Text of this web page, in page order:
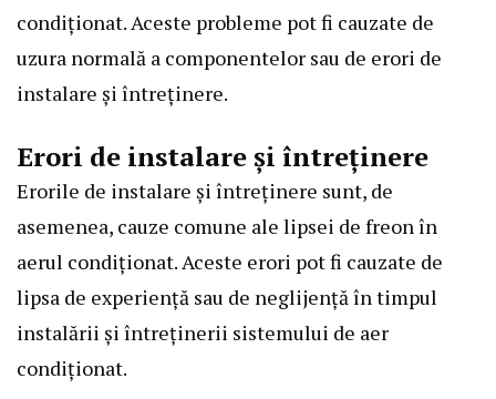
condiționat. Aceste probleme pot fi cauzate de
uzura normală a componentelor sau de erori de
instalare și întreținere.
Erori de instalare și întreținere
Erorile de instalare și întreținere sunt, de
asemenea, cauze comune ale lipsei de freon în
aerul condiționat. Aceste erori pot fi cauzate de
lipsa de experiență sau de neglijență în timpul
instalării și întreținerii sistemului de aer
condiționat.